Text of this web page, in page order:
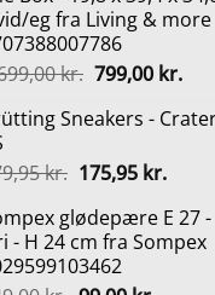
129,95 kr..65,00
eg fra Living & more
kr. Den
pris
1.699,00 kr..
799,00 kr.Den
pris
Sneakers -
kr. Den
pris
var:
179,95 kr..
175,95 kr.Den
pris
er:
glødepære E 27 -
- H 24 cm fra Sompex